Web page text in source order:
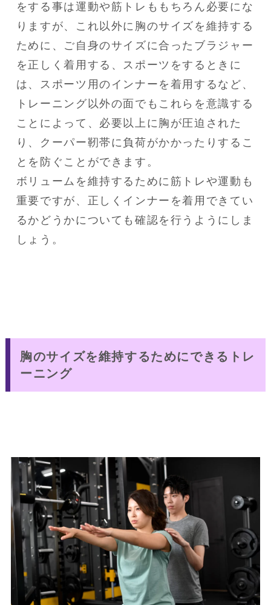
をする事は運動や筋トレももちろん必要にな
りますが、これ以外に胸のサイズを維持する
ために、ご自身のサイズに合ったブラジャー
を正しく着用する、スポーツをするときに
は、スポーツ用のインナーを着用するなど、
トレーニング以外の面でもこれらを意識する
ことによって、必要以上に胸が圧迫された
り、クーパー靭帯に負荷がかかったりするこ
とを防ぐことができます。
ボリュームを維持するために筋トレや運動も
重要ですが、正しくインナーを着用できてい
るかどうかについても確認を行うようにしま
しょう。
胸のサイズを維持するためにできるトレ
ーニング